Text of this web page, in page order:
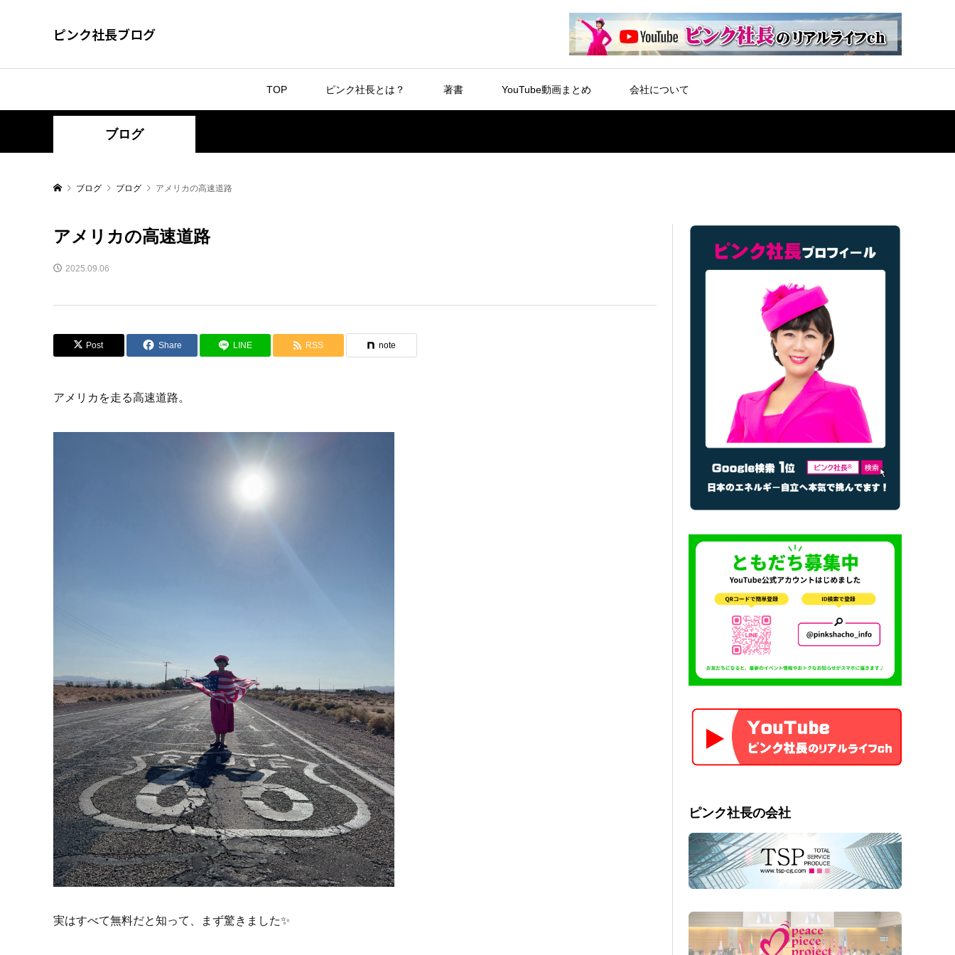
ピンク社長ブログ
TOP ピンク社長とは？ 著書 YouTube動画まとめ 会社について
ブログ
ブログ ブログ アメリカの高速道路
アメリカの高速道路
2025.09.06
Post Share LINE RSS note
アメリカを走る高速道路。
実はすべて無料だと知って、まず驚きました✨
ピンク社長の会社